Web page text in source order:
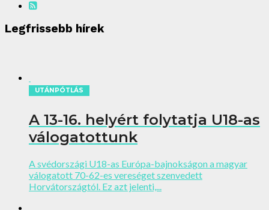
Legfrissebb hírek
UTÁNPÓTLÁS
A 13-16. helyért folytatja U18-as
válogatottunk
A svédországi U18-as Európa-bajnokságon a magyar
válogatott 70-62-es vereséget szenvedett
Horvátországtól. Ez azt jelenti,...